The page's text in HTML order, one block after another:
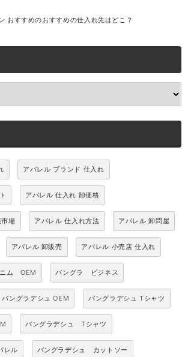
おすすめのおすすめの仕入れ先はどこ？
アパレル ブランド 仕入れ
アパレル 仕入れ 卸価格
場 アパレル 仕入れ方法 アパレル 卸問屋
アパレル 卸販売 アパレル 小売店 仕入れ
ム OEM バングラ ビジネス
バングラデシュ OEM バングラデシュ Tシャツ
バングラデシュ Tシャツ
レル バングラデシュ カットソー